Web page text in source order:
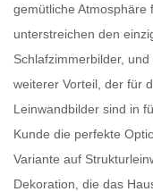
gemütliche Atmosphäre
unterstreichen den
Schlafzimmerbilder,
weiterer Vorteil, der für
Leinwandbilder sind in
Kunde die perfekte
Variante auf
Dekoration, die das